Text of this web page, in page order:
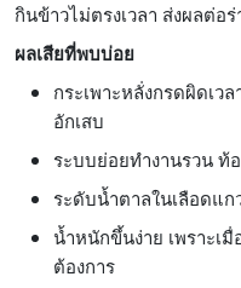
กินข้าวไม่ตรงเวลา ส่งผลต่อ
ผลเสียที่พบบ่อย
กระเพาะหลั่งกรดผิดเว
อักเสบ
ระบบย่อยทำงานรวน ท้
ระดับน้ำตาลในเลือดแ
น้ำหนักขึ้นง่าย เพราะเ
ต้องการ